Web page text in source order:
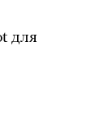
для